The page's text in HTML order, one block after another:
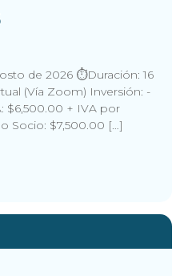
de 2026 ⏱️Duración: 16
(Vía Zoom) Inversión: -
$6,500.00 + IVA por
Socio: $7,500.00 […]